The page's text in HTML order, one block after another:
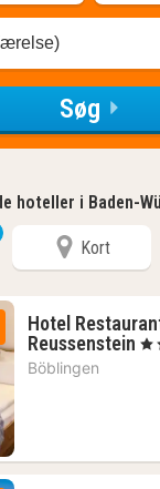
Søg
hoteller i Baden-
Kort
Hotel
Reussenstein 2
, 4
Böblingen